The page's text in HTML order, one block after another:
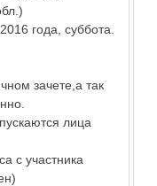
года, суббота.
зачете,а так
лица
с участника